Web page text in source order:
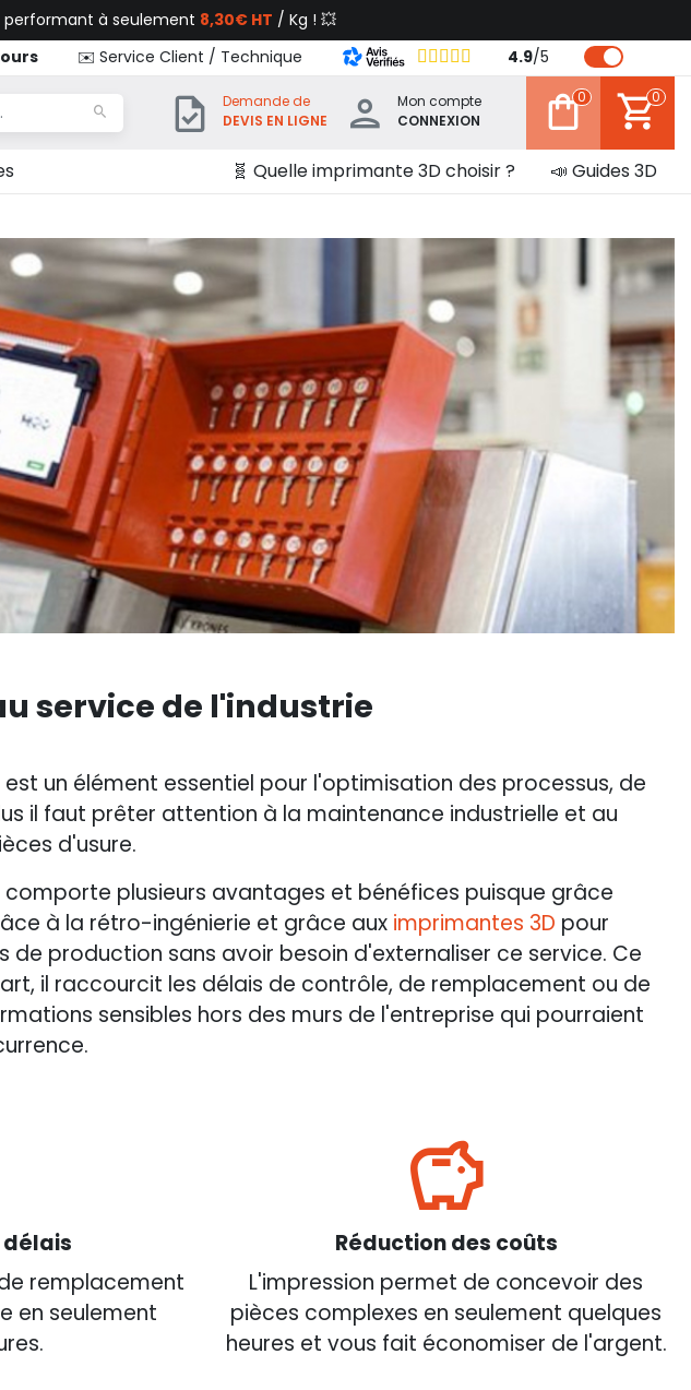
à seulement 8,30€ HT / Kg ! 💥
✉️ Service Client / Technique 4.9/5
Demande de
DEVIS EN LIGNE
Mon compte
CONNEXION
0 0
🧬 Quelle imprimante 3D choisir ? 📣 Guides 3D
service de l'industrie
un élément essentiel pour l'optimisation des processus, de
il faut prêter attention à la maintenance industrielle et au
d'usure.
plusieurs avantages et bénéfices puisque grâce
à la rétro-ingénierie et grâce aux imprimantes 3D pour
production sans avoir besoin d'externaliser ce service. Ce
il raccourcit les délais de contrôle, de remplacement ou de
sensibles hors des murs de l'entreprise qui pourraient
délais
remplacement
en seulement
Réduction des coûts
L'impression permet de concevoir des
pièces complexes en seulement quelques
heures et vous fait économiser de l'argent.